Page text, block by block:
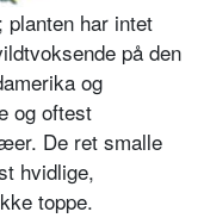
har intet
på den
og
og oftest
De ret smalle
hvidlige,
toppe.